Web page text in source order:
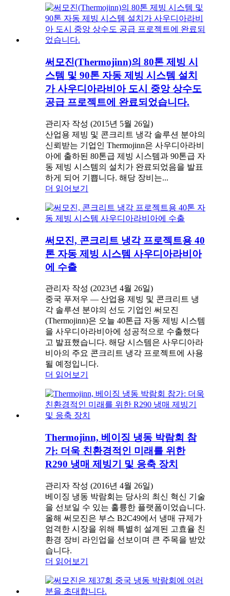
써모진(Thermojinn)의 80톤 제빙 시
스템 및 90톤 자동 제빙 시스템 설치
가 사우디아라비아 도시 중앙 상수도
공급 프로젝트에 완료되었습니다.
관리자 작성 (2015년 5월 26일)
산업용 제빙 및 콘크리트 냉각 솔루션 분야의
신뢰받는 기업인 Thermojinn은 사우디아라비
아에 출하된 80톤급 제빙 시스템과 90톤급 자
동 제빙 시스템의 설치가 완료되었음을 발표
하게 되어 기쁩니다. 해당 장비는...
더 읽어보기
써모진, 콘크리트 냉각 프로젝트용 40
톤 자동 제빙 시스템 사우디아라비아
에 수출
관리자 작성 (2023년 4월 26일)
중국 푸저우 — 산업용 제빙 및 콘크리트 냉
각 솔루션 분야의 선도 기업인 써모진
(Thermojinn)은 오늘 40톤급 자동 제빙 시스템
을 사우디아라비아에 성공적으로 수출했다
고 발표했습니다. 해당 시스템은 사우디아라
비아의 주요 콘크리트 냉각 프로젝트에 사용
될 예정입니다.
더 읽어보기
Thermojinn, 베이징 냉동 박람회 참
가: 더욱 친환경적인 미래를 위한
R290 냉매 제빙기 및 응축 장치
관리자 작성 (2016년 4월 26일)
베이징 냉동 박람회는 당사의 최신 혁신 기술
을 선보일 수 있는 훌륭한 플랫폼이었습니다.
올해 써모진은 부스 B2C49에서 냉매 규제가
엄격한 시장을 위해 특별히 설계된 고효율 친
환경 장비 라인업을 선보이며 큰 주목을 받았
습니다.
더 읽어보기